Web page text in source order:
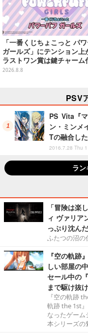
「一番くじちょこっと パ
ガールズ」にテンション上
ラストワン賞は鍵チャーム
シール帳スペシャルセット
2026.8.8
PSV
PS Vita『
ン・ミンメ
Tの融合し
2016.7.28 Thu
ラ
「冒険は楽
ィ ヴァリア
っぷり沈ん
ふたつの沼の
『空の軌跡
しい部屋の
セール中の
まで駆け抜
『空の軌跡
軌跡 the 1st
なったゲー
本シリーズの